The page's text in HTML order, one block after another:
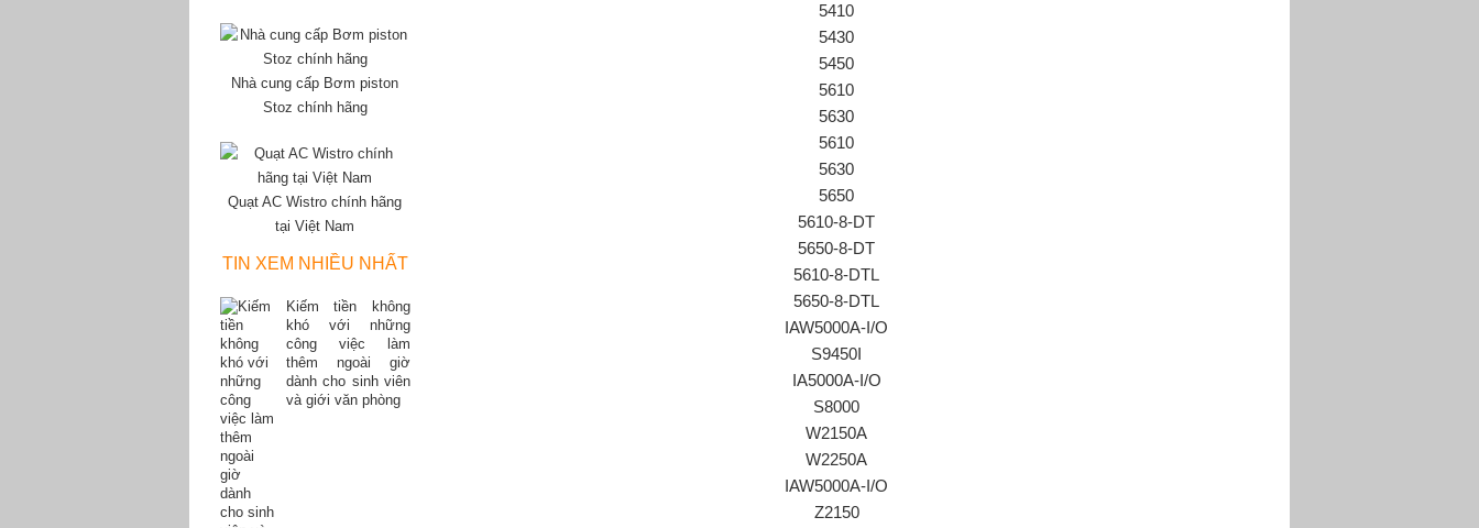
5410
5430
5450
5610
5630
5610
5630
5650
5610-8-DT
5650-8-DT
5610-8-DTL
5650-8-DTL
IAW5000A-I/O
S9450I
IA5000A-I/O
S8000
W2150A
W2250A
IAW5000A-I/O
Z2150
Nhà cung cấp Bơm piston
Stoz chính hãng
Quạt AC Wistro chính hãng
tại Việt Nam
TIN XEM NHIỀU NHẤT
Kiếm tiền không
khó với những
công việc làm
thêm ngoài giờ
dành cho sinh viên
và giới văn phòng